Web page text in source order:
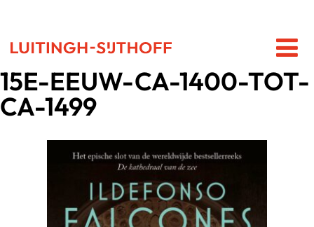
15E-EEUW-CA-1400-TOT-
CA-1499